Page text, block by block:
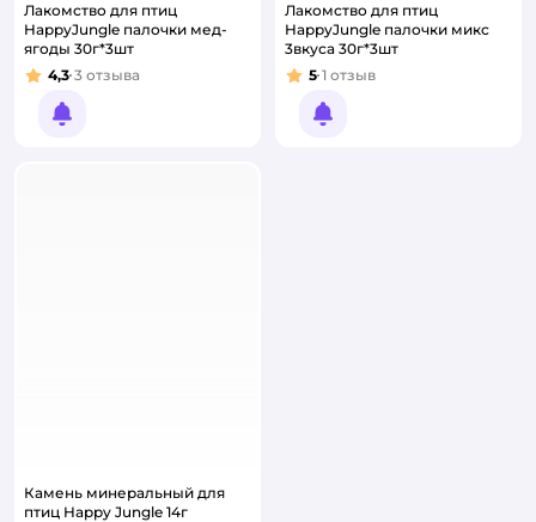
Лакомство для птиц
HappyJungle палочки мед-
ягоды 30г*3шт
Рейтинг:
4,3 3 отзыва
Уведомить о появлении
Лакомство для птиц
HappyJungle палочки микс
3вкуса 30г*3шт
Рейтинг:
5 1 отзыв
Уведомить о появлении
Камень минеральный для
птиц Happy Jungle 14г